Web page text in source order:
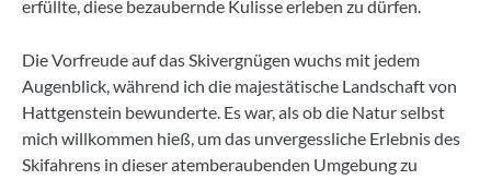
erfüllte, diese bezaubernde Kulisse erleben zu dürfen.
Die Vorfreude auf das Skivergnügen wuchs mit jedem
Augenblick, während ich die majestätische Landschaft von
Hattgenstein bewunderte. Es war, als ob die Natur selbst
mich willkommen hieß, um das unvergessliche Erlebnis des
Skifahrens in dieser atemberaubenden Umgebung zu